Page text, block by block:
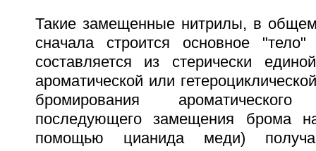
Такие замещенные нитрилы, в
сначала строится основное
составляется из стерически
ароматической или
бромирования
последующего замещения брома
помощью цианида меди)